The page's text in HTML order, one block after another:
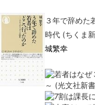
３年で辞め
時代 (ちくま
城繁幸